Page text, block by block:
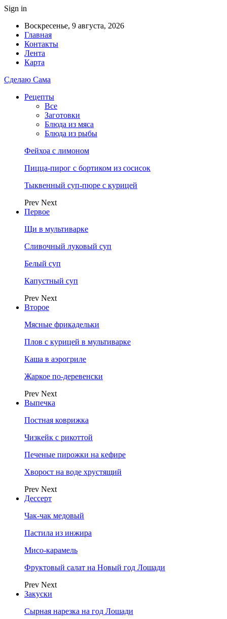
Sign in
Воскресенье, 9 августа, 2026
Главная
Контакты
Лента
Карта
Сделаю Сама
Рецепты
Все
Заготовки
Блюда из мяса
Блюда из рыбы
Фейхоа с лимоном
Пицца-пирог с бортиком из сосисок
Тыквенный суп-пюре с курицей
Prev Next
Первое
Щи в мультиварке
Сливочный луковый суп
Белый суп
Капустный суп
Prev Next
Второе
Мясные фрикадельки
Плов с курицей в мультиварке
Каша в аэрогриле
Жаркое по-деревенски
Prev Next
Выпечка
Постная коврижка
Чизкейк с рикоттой
Печеные пирожки на кефире
Хворост на воде хрустящий
Prev Next
Дессерт
Чак-чак медовый
Пастила из инжира
Мисо-карамель
Фруктовый салат на Новый год Лошади
Prev Next
Закуски
Сырная нарезка на год Лошади